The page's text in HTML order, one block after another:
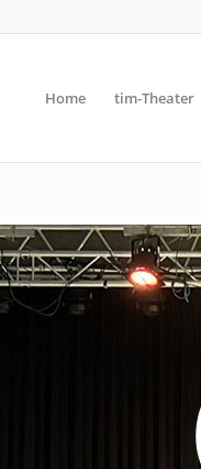
Home tim-Theater